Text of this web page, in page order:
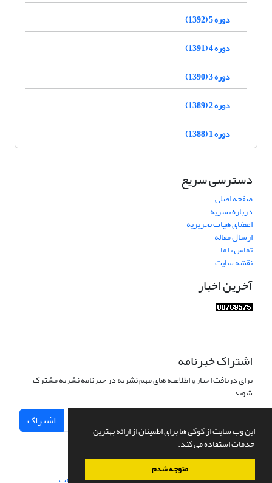
این وب سایت از کوکی ها برای اطمینان از ارائه بهترین
خدمات استفاده می کند.
متوجه شدم
دوره 5 (1392)
دوره 4 (1391)
دوره 3 (1390)
دوره 2 (1389)
دوره 1 (1388)
دسترسی سریع
صفحه اصلی
درباره نشریه
اعضای هیات تحریریه
ارسال مقاله
تماس با ما
نقشه سایت
آخرین اخبار
اشتراک خبرنامه
برای دریافت اخبار و اطلاعیه های مهم نشریه در خبرنامه نشریه مشترک
شوید.
اشتراک